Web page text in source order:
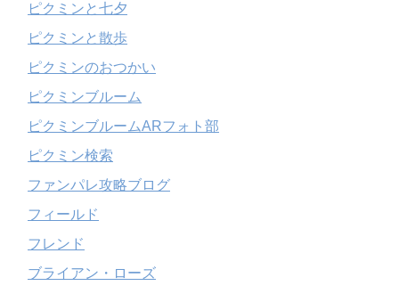
ピクミンと七夕
ピクミンと散歩
ピクミンのおつかい
ピクミンブルーム
ピクミンブルームARフォト部
ピクミン検索
ファンパレ攻略ブログ
フィールド
フレンド
ブライアン・ローズ